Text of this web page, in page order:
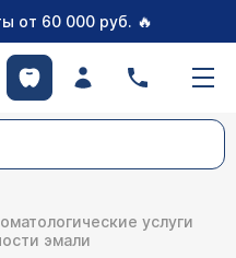
от 60 000 руб. 🔥
услуги
эмали